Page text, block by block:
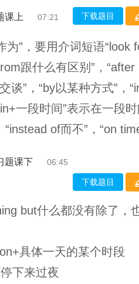
课上 07:21 下载题目
为”，要用介词短语“look
跟什么有区别”，“after
谈”，“by以某种方式”，
一段时间”表示在一段
“instead of而不”，“on
题课下 06:45
下载题目
but什么都没有除了，
具体一天的某个时段
下来过夜